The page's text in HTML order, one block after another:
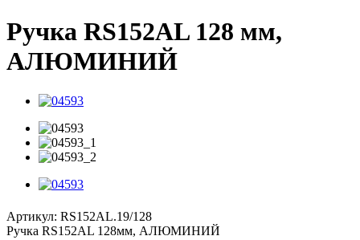
Ручка RS152AL 128 мм,
АЛЮМИНИЙ
Артикул: RS152AL.19/128
Ручка RS152AL 128мм, АЛЮМИНИЙ